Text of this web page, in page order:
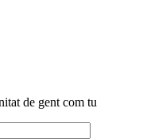
de gent com tu